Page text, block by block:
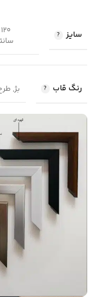
سایز
سانتی
رنگ قاب بژ,